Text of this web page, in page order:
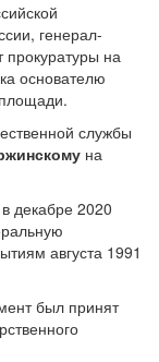
генерал-
прокуратуры на
основателю
службы
на
декабре 2020
августа 1991
был принят